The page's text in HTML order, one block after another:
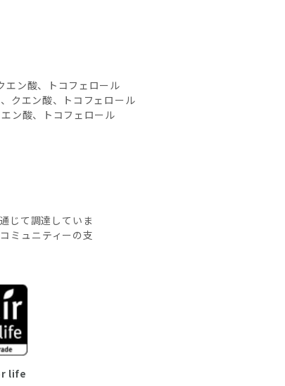
エン酸、トコフェロール
クエン酸、トコフェロール
ン酸、トコフェロール
じて調達していま
ミュニティーの支
life